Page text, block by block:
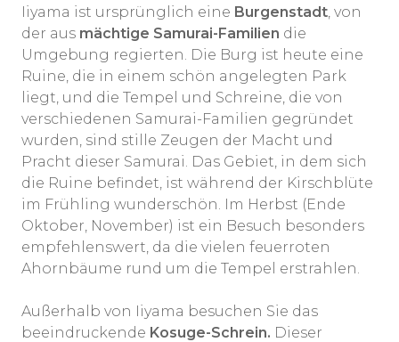
Iiyama ist ursprünglich eine Burgenstadt, von
der aus mächtige Samurai-Familien die
Umgebung regierten. Die Burg ist heute eine
Ruine, die in einem schön angelegten Park
liegt, und die Tempel und Schreine, die von
verschiedenen Samurai-Familien gegründet
wurden, sind stille Zeugen der Macht und
Pracht dieser Samurai. Das Gebiet, in dem sich
die Ruine befindet, ist während der Kirschblüte
im Frühling wunderschön. Im Herbst (Ende
Oktober, November) ist ein Besuch besonders
empfehlenswert, da die vielen feuerroten
Ahornbäume rund um die Tempel erstrahlen.
Außerhalb von Iiyama besuchen Sie das
beeindruckende Kosuge-Schrein. Dieser